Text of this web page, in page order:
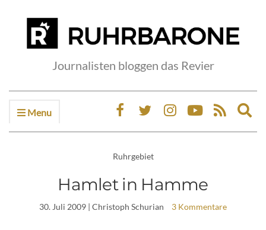
Journalisten bloggen das Revier
Menu
Ruhrgebiet
Hamlet in Hamme
30. Juli 2009 | Christoph Schurian 3 Kommentare